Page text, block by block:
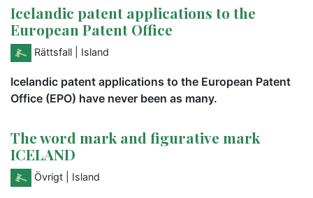
Icelandic patent applications to the
European Patent Office
Rättsfall | Island
Icelandic patent applications to the European Patent
Office (EPO) have never been as many.
The word mark and figurative mark
ICELAND
Övrigt | Island